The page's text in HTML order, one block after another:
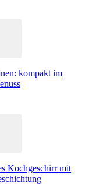
kompakt im
Kochgeschirr mit